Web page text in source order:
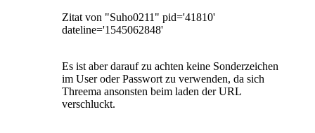
Zitat von "Suho0211" pid='41810'
dateline='1545062848'
Es ist aber darauf zu achten keine Sonderzeichen
im User oder Passwort zu verwenden, da sich
Threema ansonsten beim laden der URL
verschluckt.